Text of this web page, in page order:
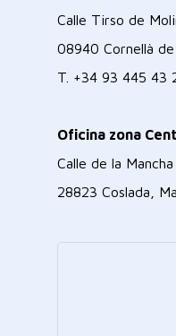
Calle Tirso de
08940 Cornellà
T. +34 93 445 43
Oficina zona
Calle de la Mancha
28823 Coslada,